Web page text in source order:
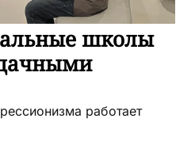
школы
работает